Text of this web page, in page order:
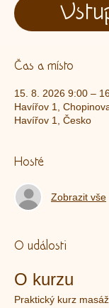
Čas a místo
15. 8. 2026 9:00 –
Havířov 1,
Havířov 1, Česko
Hosté
Zobrazit vše
O události
O kurzu
Praktický kurz